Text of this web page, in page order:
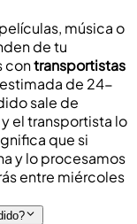
música o
de tu
contransportistas
de 24-
sale de
y el transportista lo
que si
y lo procesamos
entre miércoles